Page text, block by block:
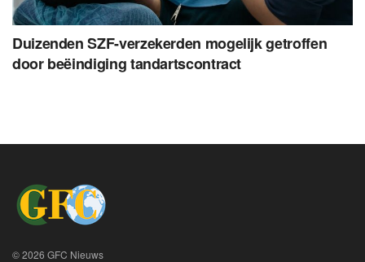
Duizenden SZF-verzekerden mogelijk getroffen
door beëindiging tandartscontract
© 2026 GFC Nieuws